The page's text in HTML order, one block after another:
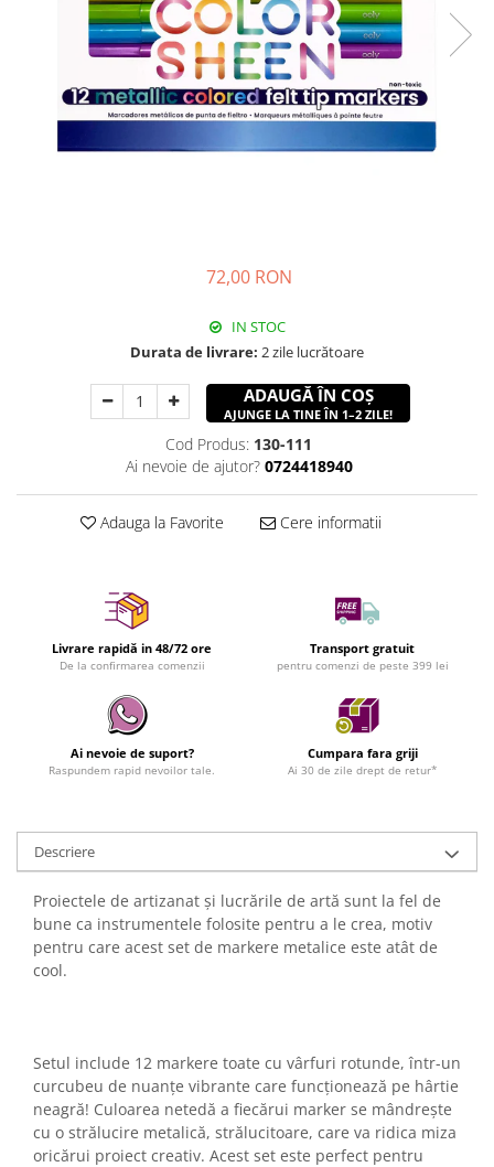
72,00 RON
IN STOC
Durata de livrare: 2 zile lucrătoare
ADAUGĂ ÎN COȘ
AJUNGE LA TINE ÎN 1–2 ZILE!
Cod Produs: 130-111
Ai nevoie de ajutor? 0724418940
Adauga la Favorite Cere informatii
Livrare rapidă in 48/72 ore
De la confirmarea comenzii
Transport gratuit
pentru comenzi de peste 399 lei
Ai nevoie de suport?
Raspundem rapid nevoilor tale.
Cumpara fara griji
Ai 30 de zile drept de retur*
Descriere
Proiectele de artizanat și lucrările de artă sunt la fel de
bune ca instrumentele folosite pentru a le crea, motiv
pentru care acest set de markere metalice este atât de
cool.
Setul include 12 markere toate cu vârfuri rotunde, într-un
curcubeu de nuanțe vibrante care funcționează pe hârtie
neagră! Culoarea netedă a fiecărui marker se mândrește
cu o strălucire metalică, strălucitoare, care va ridica miza
oricărui proiect creativ. Acest set este perfect pentru